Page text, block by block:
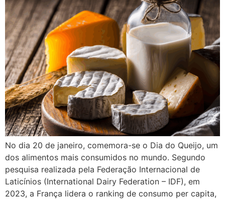
No dia 20 de janeiro, comemora-se o Dia do Queijo, um
dos alimentos mais consumidos no mundo. Segundo
pesquisa realizada pela Federação Internacional de
Laticínios (International Dairy Federation – IDF), em
2023, a França lidera o ranking de consumo per capita,